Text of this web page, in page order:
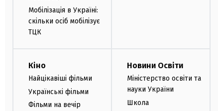
Мобілізація в Україні:
скільки осіб мобілізує
ТЦК
Кіно
Найцікавіші фільми
Українські фільми
Фільми на вечір
Новини Освіти
Міністерство освіти та
науки України
Школа